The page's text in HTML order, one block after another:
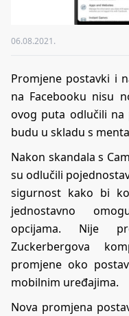
06.08.2021.
Promjene postavki i
na Facebooku nisu
ovog puta odlučili na
budu u skladu s
Nakon skandala s
su odlučili
sigurnost kako bi
jednostavno
opcijama. Nije
Zuckerbergova
promjene oko
mobilnim uređajima.
Nova promjena